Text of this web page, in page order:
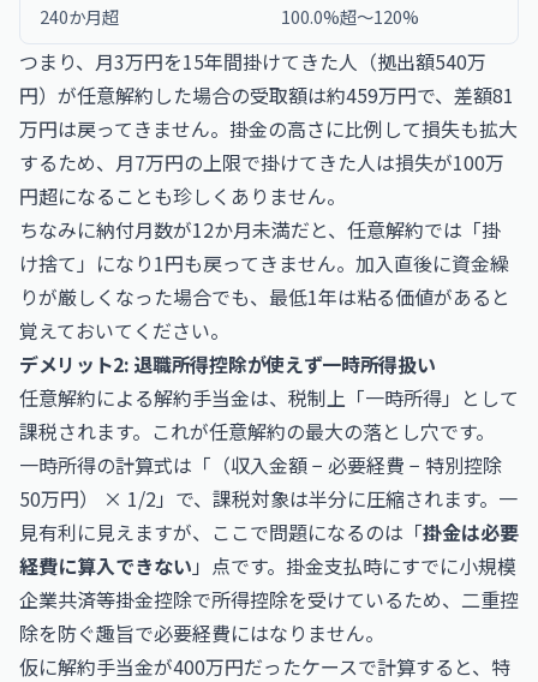
240か月超 100.0%超〜120%
つまり、月3万円を15年間掛けてきた人（拠出額540万
円）が任意解約した場合の受取額は約459万円で、差額81
万円は戻ってきません。掛金の高さに比例して損失も拡大
するため、月7万円の上限で掛けてきた人は損失が100万
円超になることも珍しくありません。
ちなみに納付月数が12か月未満だと、任意解約では「掛
け捨て」になり1円も戻ってきません。加入直後に資金繰
りが厳しくなった場合でも、最低1年は粘る価値があると
覚えておいてください。
デメリット2: 退職所得控除が使えず一時所得扱い
任意解約による解約手当金は、税制上「一時所得」として
課税されます。これが任意解約の最大の落とし穴です。
一時所得の計算式は「（収入金額 − 必要経費 − 特別控除
50万円） × 1/2」で、課税対象は半分に圧縮されます。一
見有利に見えますが、ここで問題になるのは「掛金は必要
経費に算入できない 」点です。掛金支払時にすでに小規模
企業共済等掛金控除で所得控除を受けているため、二重控
除を防ぐ趣旨で必要経費にはなりません。
仮に解約手当金が400万円だったケースで計算すると、特